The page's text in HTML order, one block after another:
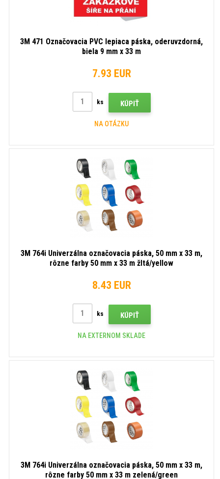
3M 471 Označovacia PVC lepiaca páska, oderuvzdorná,
biela 9 mm x 33 m
7.93 EUR
ks KÚPIŤ
NA OTÁZKU
3M 764i Univerzálna označovacia páska, 50 mm x 33 m,
rôzne farby 50 mm x 33 m žltá/yellow
8.43 EUR
ks KÚPIŤ
NA EXTERNOM SKLADE
3M 764i Univerzálna označovacia páska, 50 mm x 33 m,
rôzne farby 50 mm x 33 m zelená/green